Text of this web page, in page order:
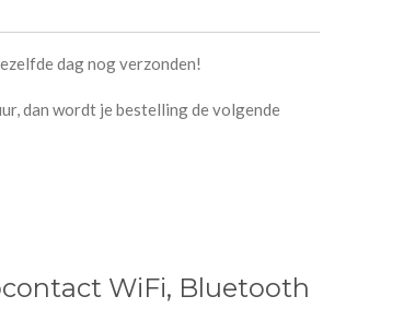
dag nog verzonden!
dan wordt je bestelling de volgende
WiFi, Bluetooth